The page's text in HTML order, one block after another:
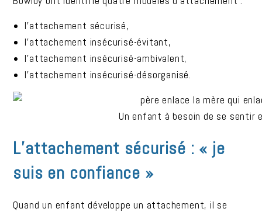
l’attachement sécurisé,
l’attachement insécurisé-évitant,
l’attachement insécurisé-ambivalent,
l’attachement insécurisé-désorganisé.
Un enfant à besoin de se sentir
L’attachement sécurisé : « je
suis en confiance »
Quand un enfant développe un attachement, il se